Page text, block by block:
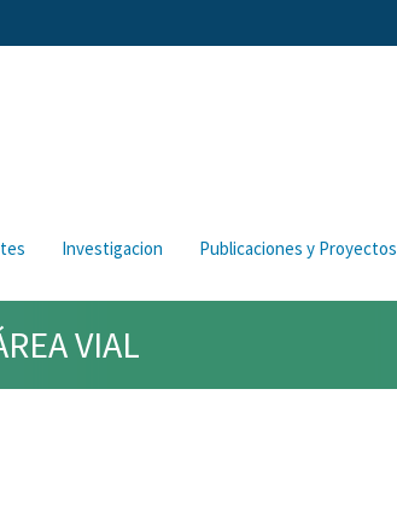
Investigacion Publicaciones y Proyectos
VIAL